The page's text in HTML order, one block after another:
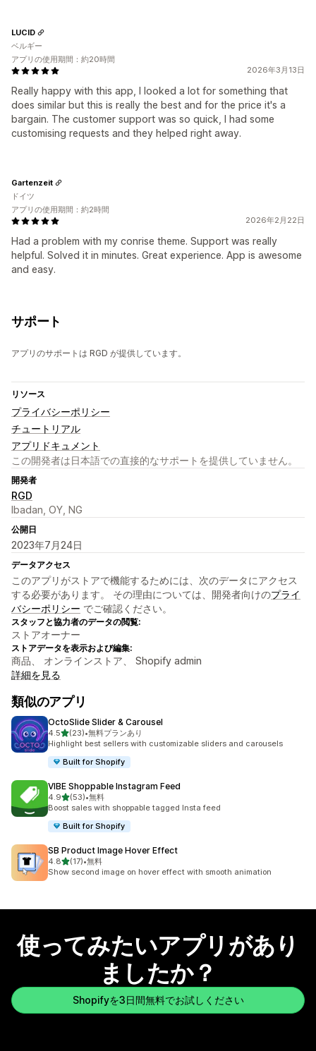
2026年3月13日
Really happy with this app, I looked a lot for something that
does similar but this is really the best and for the price it's a
bargain. The customer support was so quick, I had some
customising requests and they helped right away.
LUCID
ベルギー
アプリの使用期間：約20時間
2026年2月22日
Had a problem with my conrise theme. Support was really
helpful. Solved it in minutes. Great experience. App is awesome
and easy.
Gartenzeit
ドイツ
アプリの使用期間：約2時間
サポート
アプリのサポートは RGD が提供しています。
リソース
プライバシーポリシー
チュートリアル
アプリドキュメント
この開発者は日本語での直接的なサポートを提供していません。
開発者
RGD
Ibadan, OY, NG
公開日
2023年7月24日
データアクセス
このアプリがストアで機能するためには、次のデータにアクセス
する必要があります。 その理由については、開発者向けのプライ
バシーポリシー でご確認ください。
スタッフと協力者のデータの閲覧:
ストアオーナー
ストアデータを表示および編集:
商品、 オンラインストア、 Shopify admin
詳細を見る
類似のアプリ
OctoSlide Slider & Carousel
4.55つ星中
(23)
合計レビュー数：23件
•無料プランあり
Highlight best sellers with customizable sliders and carousels
Built for Shopify
VIBE Shoppable Instagram Feed
4.95つ星中
(53)
合計レビュー数：53件
•無料
Boost sales with shoppable tagged Insta feed
Built for Shopify
SB Product Image Hover Effect
4.85つ星中
(17)
合計レビュー数：17件
•無料
Show second image on hover effect with smooth animation
使ってみたいアプリがあり
ましたか？
Shopifyを3日間無料でお試しください